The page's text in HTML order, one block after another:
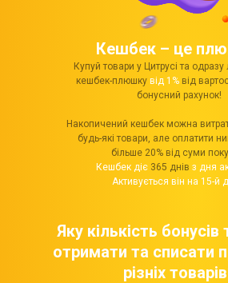
Кешбек – це
Купуй товари у Цитрусі та
кешбек-плюшку від 1% від
бонусний рахунок!
Накопичений кешбек можна
будь-які товари, але оплатити
більше 20% від суми
Кешбек діє 365 днів з дня
Активується він на 15-й
Яку кількість
отримати та списати
різніх